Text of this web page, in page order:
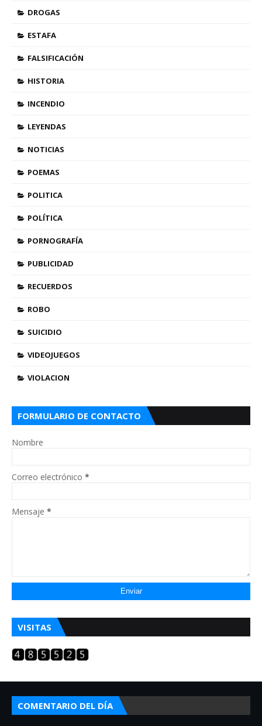
DROGAS
ESTAFA
FALSIFICACIÓN
HISTORIA
INCENDIO
LEYENDAS
NOTICIAS
POEMAS
POLITICA
POLÍTICA
PORNOGRAFÍA
PUBLICIDAD
RECUERDOS
ROBO
SUICIDIO
VIDEOJUEGOS
VIOLACION
FORMULARIO DE CONTACTO
Nombre
Correo electrónico *
Mensaje *
VISITAS
COMENTARIO DEL DÍA